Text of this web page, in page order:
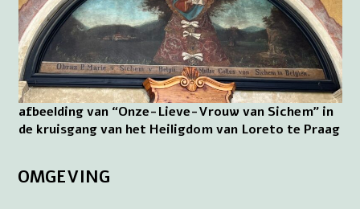
afbeelding van “Onze-Lieve-Vrouw van Sichem” in
de kruisgang van het Heiligdom van Loreto te Praag
OMGEVING